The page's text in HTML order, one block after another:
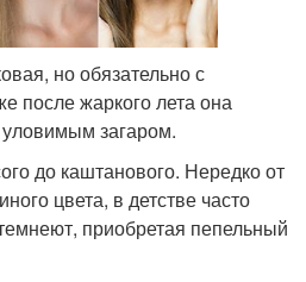
но обязательно с
после жаркого лета она
загаром.
до каштанового. Нередко от
цвета, в детстве часто
приобретая пепельный